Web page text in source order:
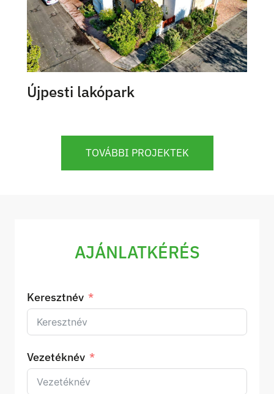
Újpesti lakópark
TOVÁBBI PROJEKTEK
AJÁNLATKÉRÉS
Keresztnév
Vezetéknév